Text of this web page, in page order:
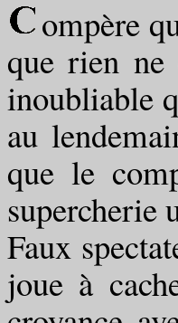
ompère
que rien ne
inoubliable
au
que le
supercherie
Faux
joue à